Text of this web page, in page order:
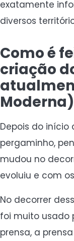
exatamente
diversos
Como é
criação
Moderna)
Depois do
pergaminho,
mudou no
evoluiu e com
No decorrer
foi muito usado
prensa, a